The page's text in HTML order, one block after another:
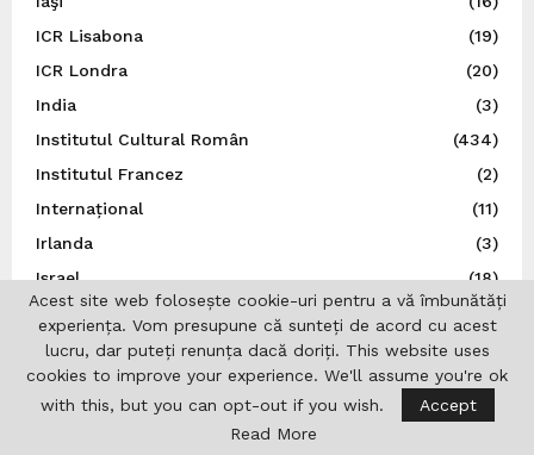
ICR Lisabona
(19)
ICR Londra
(20)
India
(3)
Institutul Cultural Român
(434)
Institutul Francez
(2)
Internațional
(11)
Irlanda
(3)
Israel
(18)
Istorie
(44)
Italia
(79)
Japonia
(14)
Jurnalistică
(7)
Acest site web folosește cookie-uri pentru a vă îmbunătăți
experiența. Vom presupune că sunteți de acord cu acest
lucru, dar puteți renunța dacă doriți. This website uses
cookies to improve your experience. We'll assume you're ok
with this, but you can opt-out if you wish.
Accept
Read More